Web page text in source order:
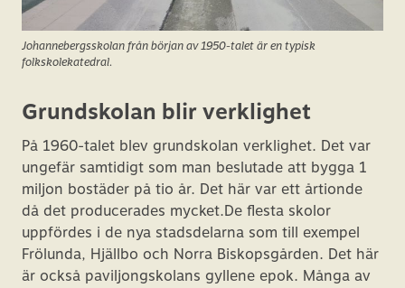
Johannebergsskolan från början av 1950-talet är en typisk
folkskolekatedral.
Grundskolan blir verklighet
På 1960-talet blev grundskolan verklighet. Det var
ungefär samtidigt som man beslutade att bygga 1
miljon bostäder på tio år. Det här var ett årtionde
då det producerades mycket.De flesta skolor
uppfördes i de nya stadsdelarna som till exempel
Frölunda, Hjällbo och Norra Biskopsgården. Det här
är också paviljongskolans gyllene epok. Många av